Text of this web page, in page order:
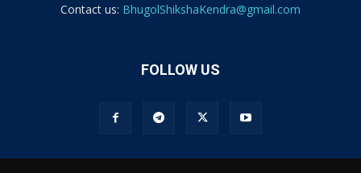
Contact us: BhugolShikshaKendra@gmail.com
FOLLOW US